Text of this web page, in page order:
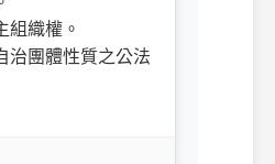
組織權。
治團體性質之公法